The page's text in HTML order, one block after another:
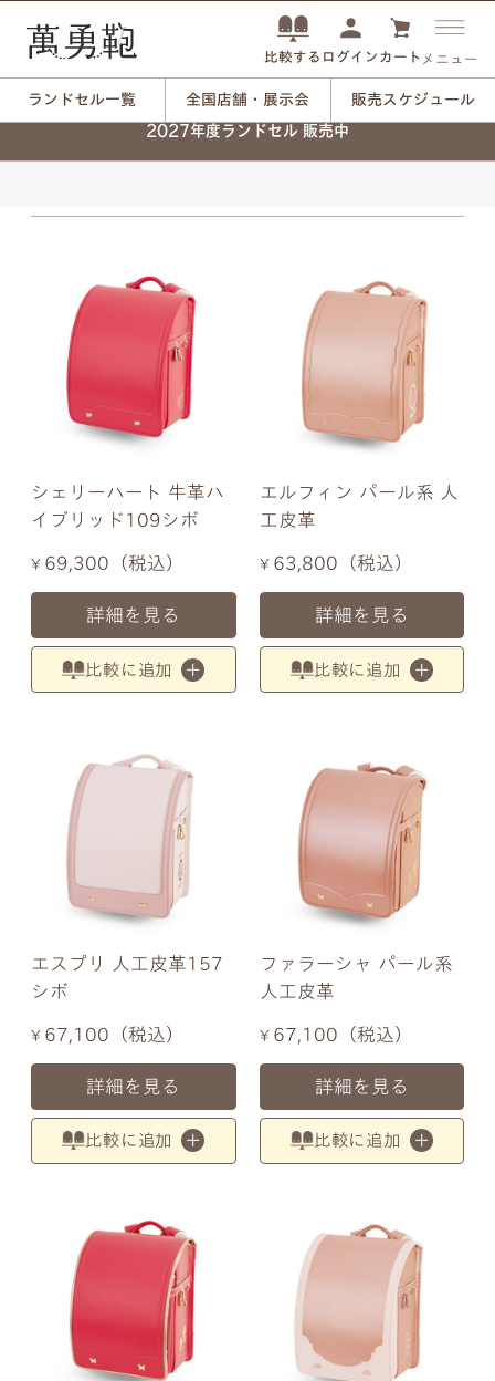
比較する ログイン カート メニュー
販売スケジュール
ランドセル一覧
全国店舗・展示会
2027年度ランドセル 販売中
シェリーハート 牛革ハ
イブリッド109シボ
¥ 69,300 税込
詳細を見る
比較に追加
エルフィン パール系 人
工皮革
¥ 63,800 税込
詳細を見る
比較に追加
エスプリ 人工皮革157
シボ
¥ 67,100 税込
詳細を見る
比較に追加
ファラーシャ パール系
人工皮革
¥ 67,100 税込
詳細を見る
比較に追加